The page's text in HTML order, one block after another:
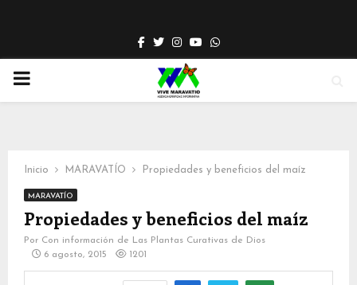
Facebook
TwitterInstagram
YoutubeWhatsapp
PRIMARY
Inicio MARAVATÍO Propiedades y beneficios del maíz
MARAVATÍO
Propiedades y beneficios del maíz
Por Con información de Las Plantas Curativas de Dios
6 agosto, 2015
1201